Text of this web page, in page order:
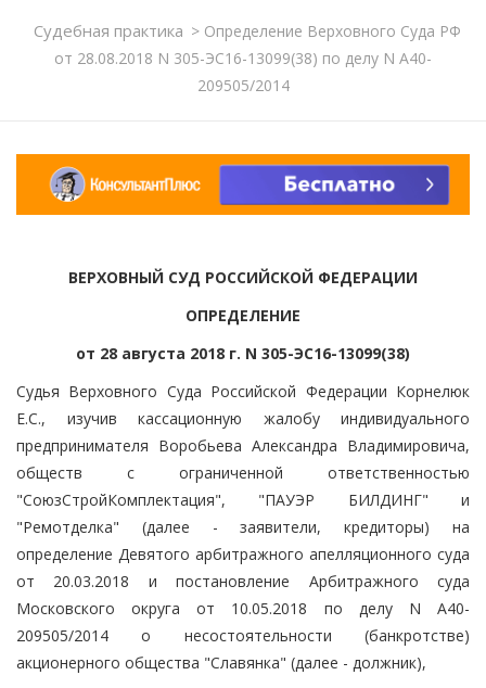
Судебная практика >Определение Верховного Суда РФ
от 28.08.2018 N 305-ЭС16-13099(38) по делу N А40-
209505/2014
ВЕРХОВНЫЙ СУД РОССИЙСКОЙ ФЕДЕРАЦИИ
ОПРЕДЕЛЕНИЕ
от 28 августа 2018 г. N 305-ЭС16-13099(38)
Судья Верховного Суда Российской Федерации Корнелюк
Е.С., изучив кассационную жалобу индивидуального
предпринимателя Воробьева Александра Владимировича,
обществ с ограниченной ответственностью
"СоюзСтройКомплектация", "ПАУЭР БИЛДИНГ" и
"Ремотделка" (далее - заявители, кредиторы) на
определение Девятого арбитражного апелляционного суда
от 20.03.2018 и постановление Арбитражного суда
Московского округа от 10.05.2018 по делу N А40-
209505/2014 о несостоятельности (банкротстве)
акционерного общества "Славянка" (далее - должник),